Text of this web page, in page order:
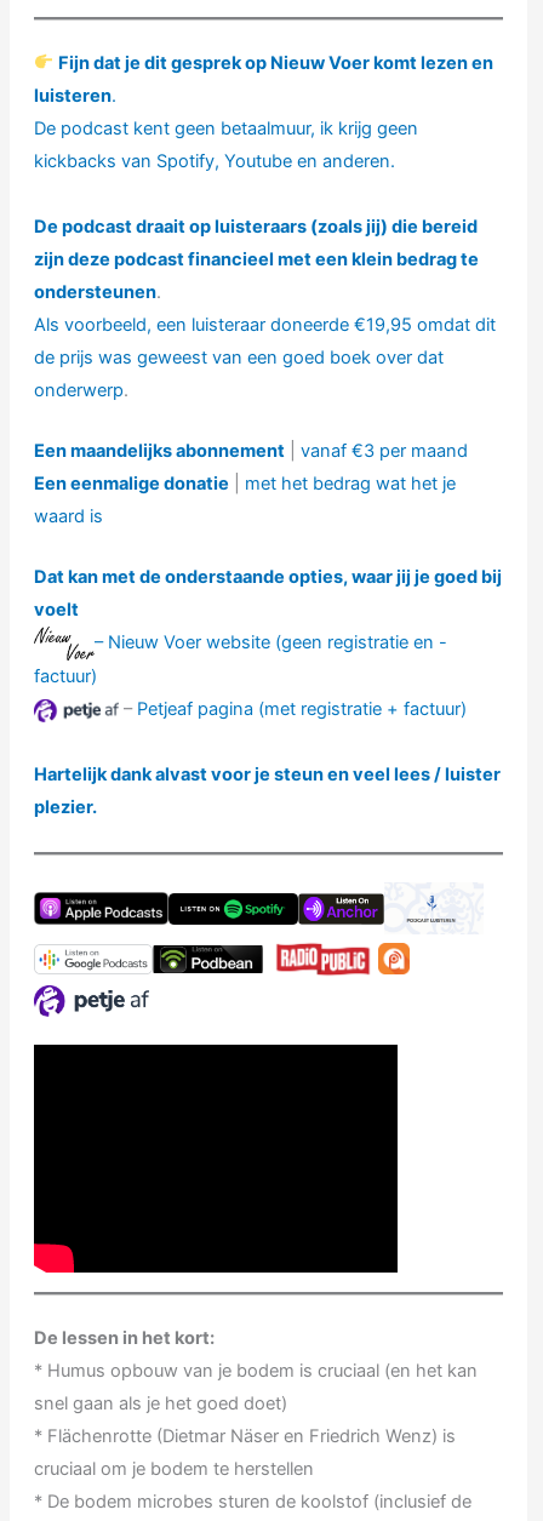
Fijn dat je dit gesprek op Nieuw Voer komt lezen en
luisteren.
De podcast kent geen betaalmuur, ik krijg geen
kickbacks van Spotify, Youtube en anderen.
De podcast draait op luisteraars (zoals jij) die bereid
zijn deze podcast financieel met een klein bedrag te
ondersteunen.
Als voorbeeld, een luisteraar doneerde €19,95 omdat dit
de prijs was geweest van een goed boek over dat
onderwerp.
Een maandelijks abonnement
vanaf €3 per maand
Een eenmalige donatie
met het bedrag wat het je
waard is
Dat kan met de onderstaande opties, waar jij je goed bij
voelt
– ⁠⁠⁠ Nieuw Voer website (geen registratie en -
factuur)
– Petjeaf pagina (met registratie + factuur)
Hartelijk dank alvast voor je steun en veel lees / luister
plezier.
De lessen in het kort:
* Humus opbouw van je bodem is cruciaal (en het kan
snel gaan als je het goed doet)
* Flächenrotte (Dietmar Näser en Friedrich Wenz) is
cruciaal om je bodem te herstellen
* De bodem microbes sturen de koolstof (inclusief de